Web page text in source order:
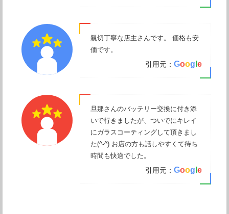
親切丁寧な店主さんです。 価格も安
価です。
引用元： Goog e
旦那さんのバッテリー交換に付き添
いで行きましたが、ついでにキレイ
にガラスコーティングして頂きまし
た(^-^) お店の方も話しやすくて待ち
時間も快適でした。
引用元： Goog e